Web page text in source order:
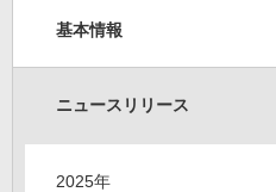
基本情報
ニュースリリース
2025年